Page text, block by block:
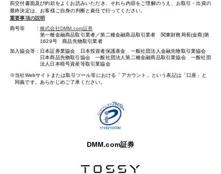
前交付書面及び約款をよくお読みいただき、それら内容をご理解のうえ、お取引・出資の
最終決定は、お客様ご自身の判断と責任で行ってください。
重要事項の説明
商号等
株式会社DMM.com証券
第一種金融商品取引業者／第二種金融商品取引業者 関東財務局長(金商)第
1629号 商品先物取引業者
加入協会等
日本証券業協会 日本投資者保護基金 一般社団法人金融先物取引業協会
日本商品先物取引協会 一般社団法人第二種金融商品取引業協会 一般社団
法人日本暗号資産等取引業協会
当社Webサイトまたは取引ツール等における「アカウント」という表記は「口座」と
同義です。あらかじめご了承ください。
DMM.com証券